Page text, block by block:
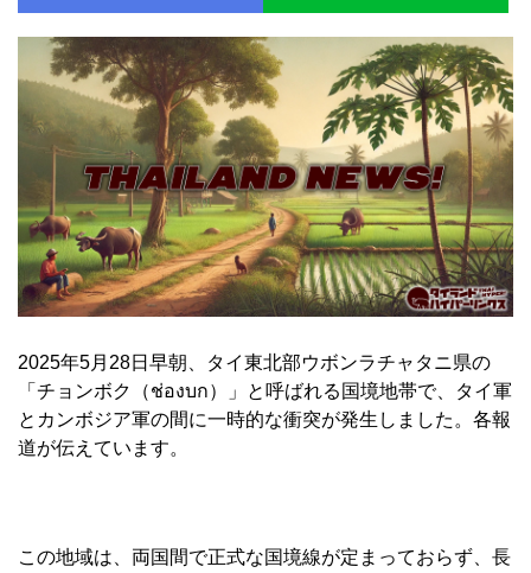
2025年5月28日早朝、タイ東北部ウボンラチャタニ県の
「チョンボク（ช่องบก）」と呼ばれる国境地帯で、タイ軍
とカンボジア軍の間に一時的な衝突が発生しました。各報
道が伝えています。
この地域は、両国間で正式な国境線が定まっておらず、長